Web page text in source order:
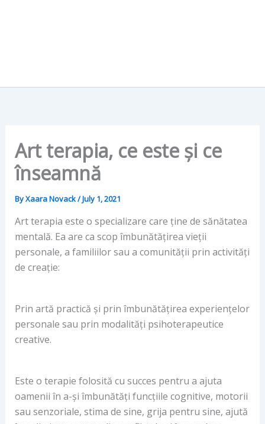
Art terapia, ce este și ce
înseamnă
ByXaara Novack/July 1, 2021
Art terapia este o specializare care ține de sănătatea
mentală. Ea are ca scop îmbunătățirea vieții
personale, a familiilor sau a comunității prin activități
de creație:
Prin artă practică și prin îmbunătățirea experiențelor
personale sau prin modalități psihoterapeutice
creative.
Este o terapie folosită cu succes pentru a ajuta
oamenii în a-și îmbunătăți funcțiile cognitive, motorii
sau senzoriale, stima de sine, grija pentru sine, ajută